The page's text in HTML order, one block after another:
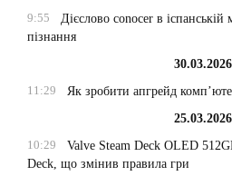
9:55
Дієслово conocer в іспанській
пізнання
30.03.2026
11:29
Як зробити апгрейд
25.03.2026
10:29
Valve Steam Deck OLED
Deck, що змінив правила гри